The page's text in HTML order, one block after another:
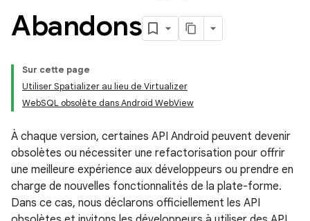
Abandons
Sur cette page
Utiliser Spatializer au lieu de Virtualizer
WebSQL obsolète dans Android WebView
À chaque version, certaines API Android peuvent devenir
obsolètes ou nécessiter une refactorisation pour offrir
une meilleure expérience aux développeurs ou prendre en
charge de nouvelles fonctionnalités de la plate-forme.
Dans ce cas, nous déclarons officiellement les API